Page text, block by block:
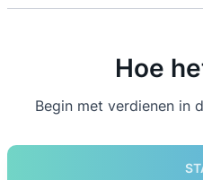
Hoe
Begin met verdienen in